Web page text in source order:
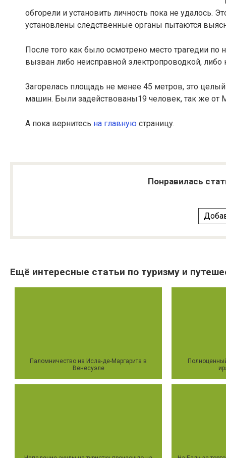
обгорели и установить личность пока не удалось.
установлены следственные органы пытаются
После того как было осмотрено место трагедии
вызван либо неисправной электропроводкой, либо
Загорелась площадь не менее 45 метров, это
машин. Были задействованы19 человек, так же от
А пока вернитесь на главную страницу.
Понравилась
Ещё интересные статьи по туризму и
Паломничество на Исла-де-Маргарита в
Венесуэле